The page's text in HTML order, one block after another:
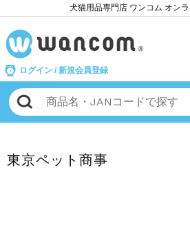
犬猫用品専門店 ワンコム オン
ログイン / 新規会員登録
東京ペット商事